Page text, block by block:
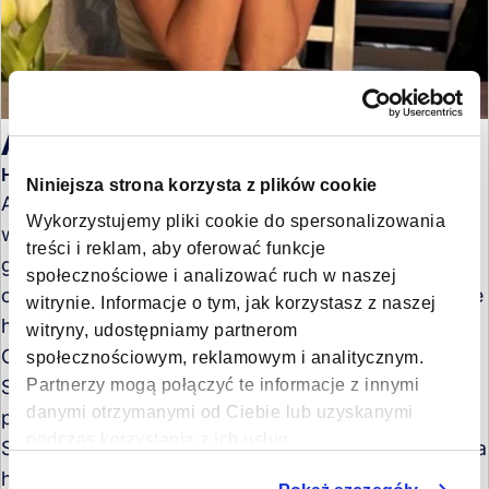
Niniejsza strona korzysta z plików cookie
Wykorzystujemy pliki cookie do spersonalizowania
treści i reklam, aby oferować funkcje
społecznościowe i analizować ruch w naszej
witrynie. Informacje o tym, jak korzystasz z naszej
witryny, udostępniamy partnerom
społecznościowym, reklamowym i analitycznym.
Partnerzy mogą połączyć te informacje z innymi
danymi otrzymanymi od Ciebie lub uzyskanymi
Aleksandra Warchoł
Head of Poland
Aleksandra Warchoł is Head of Poland at Forto,
where she leads the company’s operations and
growth in the Polish market. With more than 15 years
of experience in logistics and sales management, she
has held leadership roles at companies including
Omida Sea and Air, DSV, UTi Worldwide, and DB
Schenker. Since joining Forto in 2022, she has
progressed from Senior Sales Manager to Head of
Sales Poland, and now to Head of Poland. Aleksandra
holds a master’s degree in Marketing Management